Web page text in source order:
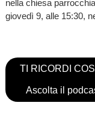
nella chiesa
giovedì 9, alle 15:30,
TI RICORDI
Ascolta il